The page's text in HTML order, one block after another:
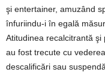
şi entertainer, amuzând
înfuriindu-i în egală
Atitudinea recalcitrantă
au fost trecute cu
descalificări sau